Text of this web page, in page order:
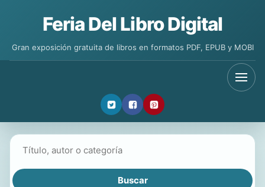
Feria Del Libro Digital
Gran exposición gratuita de libros en formatos PDF, EPUB y MOBI